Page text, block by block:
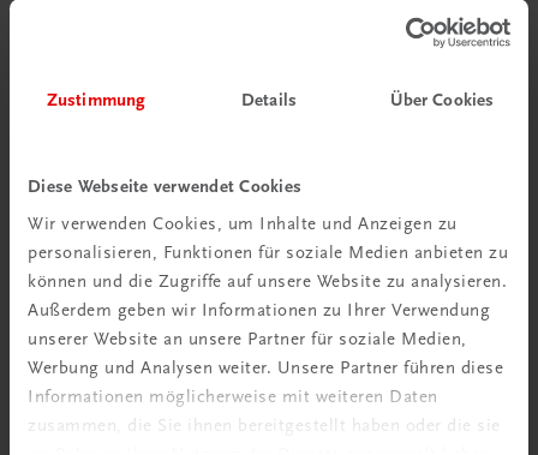
Zustimmung Details Über Cookies
Diese Webseite verwendet Cookies
Wir verwenden Cookies, um Inhalte und Anzeigen zu
personalisieren, Funktionen für soziale Medien anbieten zu
können und die Zugriffe auf unsere Website zu analysieren.
Außerdem geben wir Informationen zu Ihrer Verwendung
unserer Website an unsere Partner für soziale Medien,
Werbung und Analysen weiter. Unsere Partner führen diese
Informationen möglicherweise mit weiteren Daten
zusammen, die Sie ihnen bereitgestellt haben oder die sie
Schon entdeckt?
Ratgeber Schulpraxis
Mehr dazu